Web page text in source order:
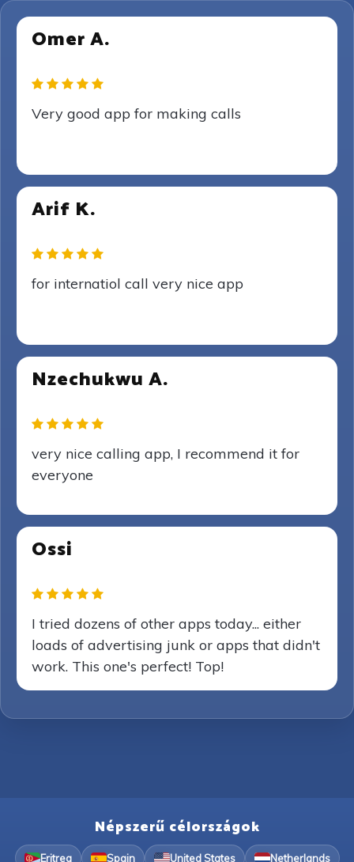
Omer A.
Very good app for making calls
Arif K.
for internatiol call very nice app
Nzechukwu A.
very nice calling app, I recommend it for
everyone
Ossi
I tried dozens of other apps today... either
loads of advertising junk or apps that didn't
work. This one's perfect! Top!
Népszerű célországok
Eritrea Spain United States Netherlands